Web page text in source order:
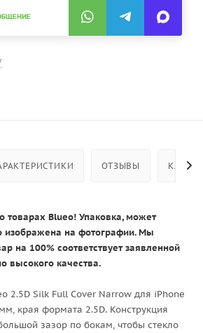
ОТЗЫВЫ КАК
Blueo! Упаковка, может
изображена на фотографии. Мы
на 100% соответствует заявленной
высокого качества.
2.5D Silk Full Cover Narrow для iPhone
края формата 2.5D. Конструкция
зазор по бокам, чтобы стекло